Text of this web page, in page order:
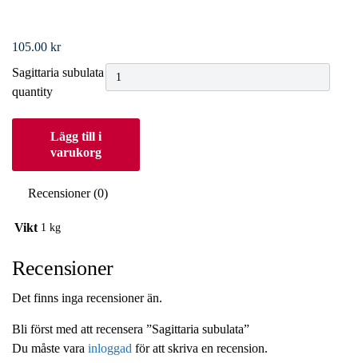
105.00 kr
Sagittaria subulata
quantity
Lägg till i
varukorg
Recensioner (0)
Vikt 1 kg
Recensioner
Det finns inga recensioner än.
Bli först med att recensera ”Sagittaria subulata”
Du måste vara inloggad för att skriva en recension.